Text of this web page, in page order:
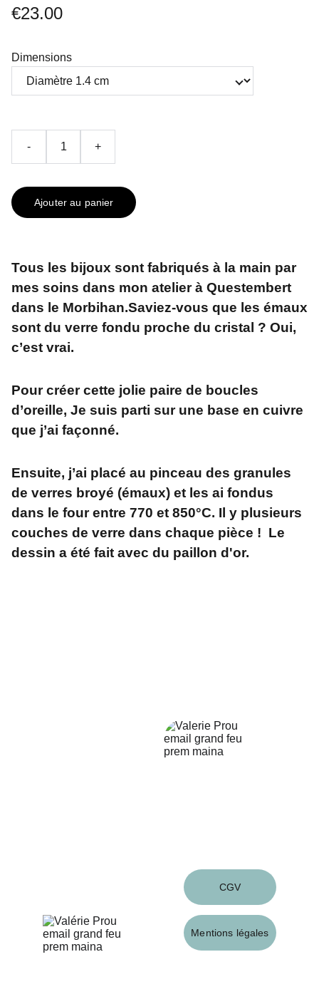
€23.00
Dimensions
- +
Ajouter au panier
Tous les bijoux sont fabriqués à la main par
mes soins dans mon atelier à Questembert
dans le Morbihan.Saviez-vous que les émaux
sont du verre fondu proche du cristal ? Oui,
c’est vrai.
Pour créer cette jolie paire de boucles
d’oreille, Je suis parti sur une base en cuivre
que j’ai façonné.
Ensuite, j’ai placé au pinceau des granules
de verres broyé (émaux) et les ai fondus
dans le four entre 770 et 850°C. Il y plusieurs
couches de verre dans chaque pièce ! Le
dessin a été fait avec du paillon d'or.
CGV
Mentions légales